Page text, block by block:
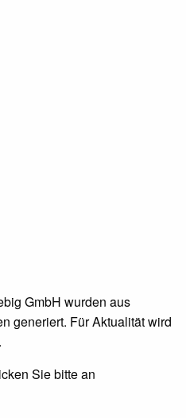
GmbH wurden aus
generiert. Für Aktualität wird
Sie bitte an